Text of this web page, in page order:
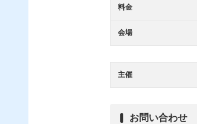
料金
会場
主催
お問い合わせ